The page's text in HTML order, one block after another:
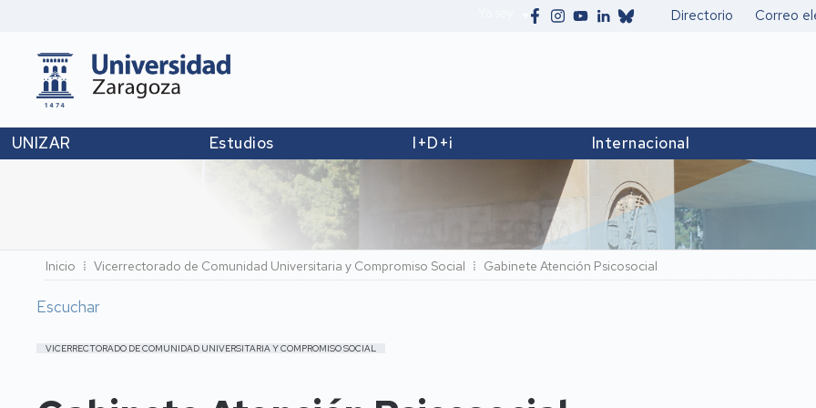
Secundario
Directorio Correo
UNIZAR Estudios I+D+i Internacional
Ruta
de
navegación
Inicio Vicerrectorado de Comunidad Universitaria y Compromiso Social Gabinete Atención Psicosocial
Escuchar
VICERRECTORADO DE COMUNIDAD UNIVERSITARIA Y COMPROMISO SOCIAL